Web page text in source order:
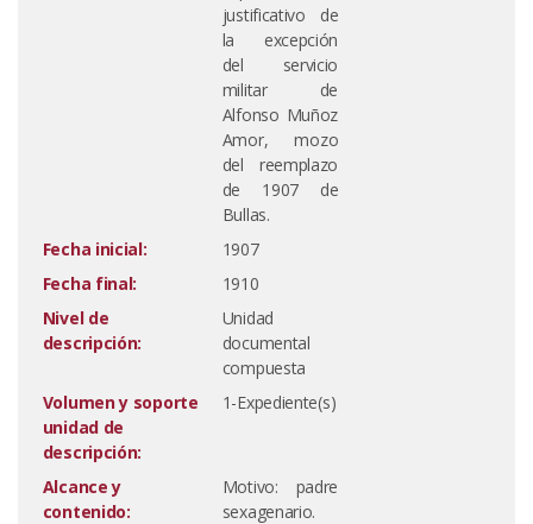
justificativo de
la excepción
del servicio
militar de
Alfonso Muñoz
Amor, mozo
del reemplazo
de 1907 de
Bullas.
Fecha inicial:
1907
Fecha final:
1910
Nivel de
descripción:
Unidad
documental
compuesta
Volumen y soporte
unidad de
descripción:
1-Expediente(s)
Alcance y
contenido:
Motivo: padre
sexagenario.